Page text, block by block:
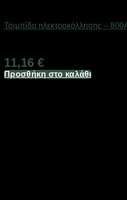
Τσιμπίδα ηλεκτροκόλλησης –
11,16 €
Προσθήκη στο καλάθι